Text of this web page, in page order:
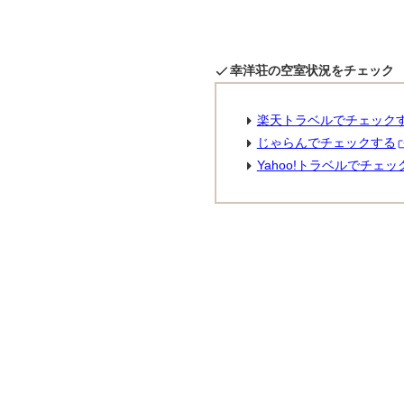
幸洋荘の空室状況をチェック
楽天トラベルでチェック
じゃらんでチェックする
Yahoo!トラベルでチェッ